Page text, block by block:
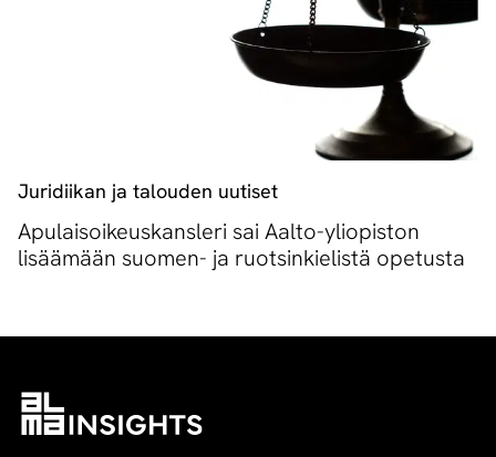
Juridiikan ja talouden uutiset
Apulaisoikeuskansleri sai Aalto-yliopiston
lisäämään suomen- ja ruotsinkielistä opetusta